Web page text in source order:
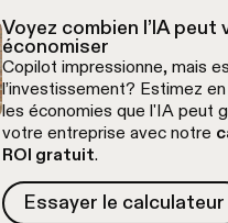
Voyez combien l’IA peut
économiser
Copilot impressionne, mais
l’investissement? Estimez
les économies que l'IA peut
votre entreprise avec notre
ROI gratuit.
Essayer le calculateur